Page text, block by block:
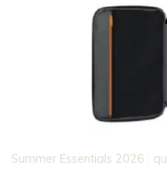
Summer Essentials 2026 :